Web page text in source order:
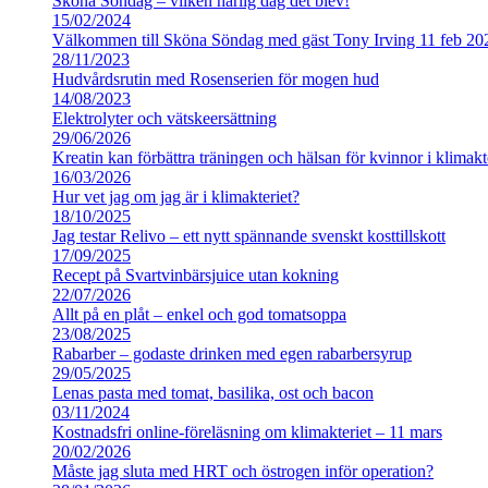
15/02/2024
Välkommen till Sköna Söndag med gäst Tony Irving 11 feb
28/11/2023
Hudvårdsrutin med Rosenserien för mogen hud
14/08/2023
Elektrolyter och vätskeersättning
29/06/2026
Kreatin kan förbättra träningen och hälsan för kvinnor i
16/03/2026
Hur vet jag om jag är i klimakteriet?
18/10/2025
Jag testar Relivo – ett nytt spännande svenskt kosttillskott
17/09/2025
Recept på Svartvinbärsjuice utan kokning
22/07/2026
Allt på en plåt – enkel och god tomatsoppa
23/08/2025
Rabarber – godaste drinken med egen rabarbersyrup
29/05/2025
Lenas pasta med tomat, basilika, ost och bacon
03/11/2024
Kostnadsfri online-föreläsning om klimakteriet – 11 mars
20/02/2026
Måste jag sluta med HRT och östrogen inför operation?